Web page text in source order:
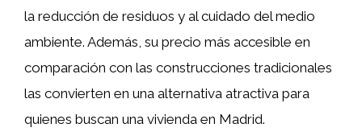
la reducción de residuos y al cuidado del medio
ambiente. Además, su precio más accesible en
comparación con las construcciones tradicionales
las convierten en una alternativa atractiva para
quienes buscan una vivienda en Madrid.